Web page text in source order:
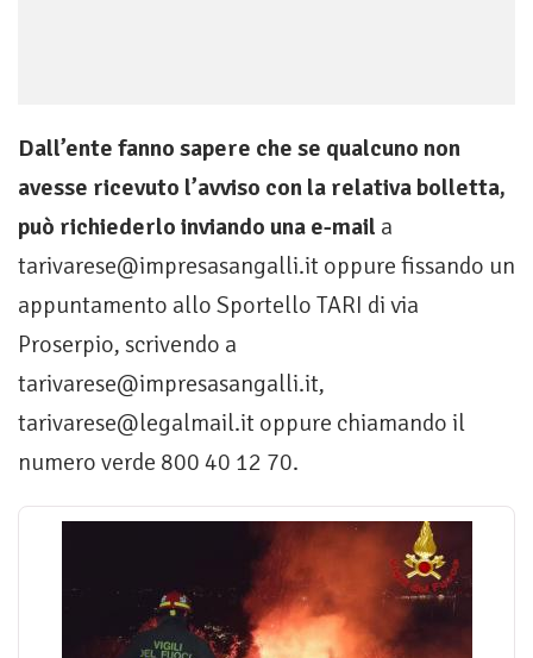
Dall’ente fanno sapere che se qualcuno non
avesse ricevuto l’avviso con la relativa bolletta,
può richiederlo inviando una e-mail a
tarivarese@impresasangalli.it oppure fissando un
appuntamento allo Sportello TARI di via
Proserpio, scrivendo a
tarivarese@impresasangalli.it,
tarivarese@legalmail.it oppure chiamando il
numero verde 800 40 12 70.